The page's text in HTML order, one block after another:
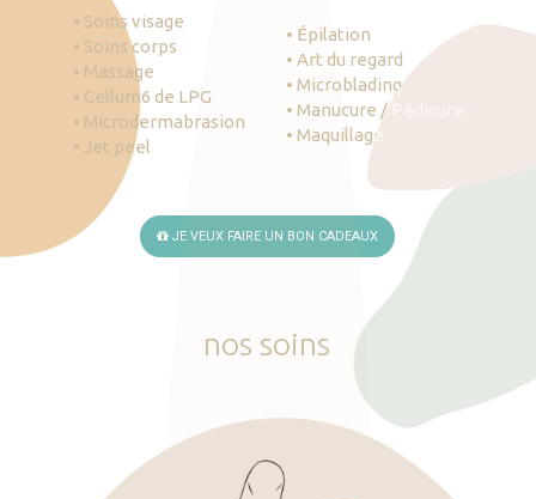
• Soins visage
• Soins corps
• Massage
• Cellum6 de LPG
• Microdermabrasion
• Jet peel
• Épilation
• Art du regard
• Microblading
• Manucure / Pédicure
• Maquillage
JE VEUX FAIRE UN BON CADEAUX
nos soins